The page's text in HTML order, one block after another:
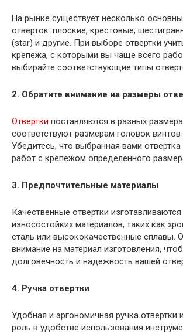
На рынке существует несколько
отверток: плоские, крестовые,
(star) и другие. При выборе отвертки
крепежа, с которыми вы чаще всего
выбирайте соответствующие типы
2. Обратите внимание на размеры
Отвертки поставляются в разных
соответствуют размерам головок винтов
Убедитесь, что выбранная вами
работ с крепежом определенного
3. Предпочтительные материалы
Качественные отвертки
износостойких материалов, таких как
сталь или высококачественные сплавы.
внимание на материал изготовления,
долговечность и надежность вашей
4. Ручка отвертки
Удобная и эргономичная ручка отвертки
роль в удобстве использования